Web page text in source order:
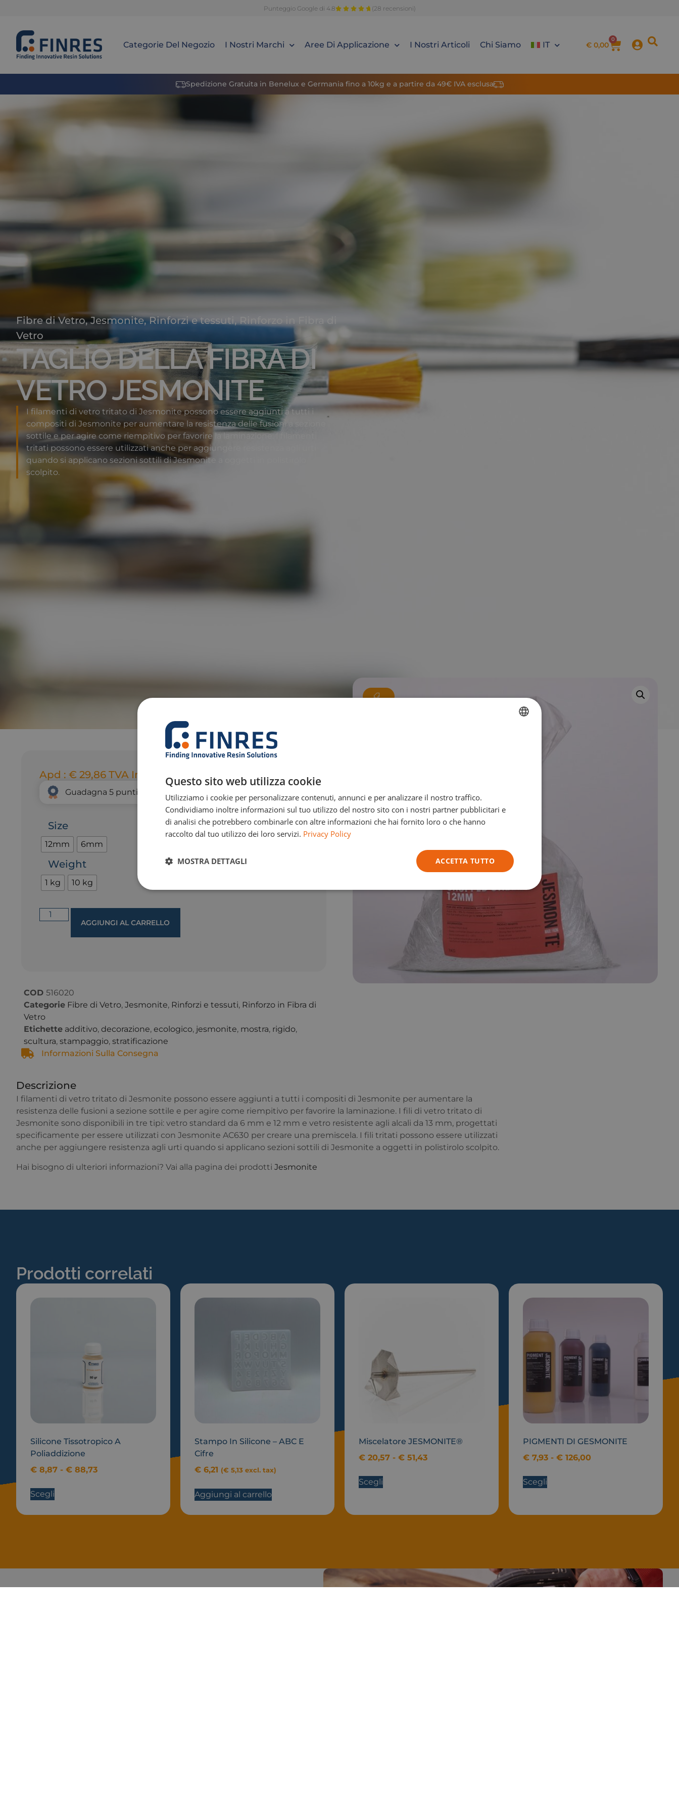
Punteggio Google di 4.8 (28 recensioni)
Categorie Del Negozio I Nostri Marchi Aree Di Applicazione I Nostri Articoli Chi Siamo IT € 0,00
0
Spedizione Gratuita in Benelux e Germania fino a 10kg e a partire da 49€ IVA esclusa
Fibre di Vetro,Jesmonite,Rinforzi e tessuti,Rinforzo in Fibra di
Vetro
TAGLIO DELLA FIBRA DI
VETRO JESMONITE
I filamenti di vetro tritato di Jesmonite possono essere aggiunti a tutti i
compositi di Jesmonite per aumentare la resistenza delle fusioni a sezione
sottile e per agire come riempitivo per favorire la laminazione. I filamenti
tritati possono essere utilizzati anche per aggiungere resistenza agli urti
quando si applicano sezioni sottili di Jesmonite a oggetti in polistirolo
scolpito.
Apd : € 29,86 TVA Incl.
Per saperne di più
Guadagna 5punti fedeltà grazie a questo acquisto.
Size
12mm 6mm
Weight
1 kg 10 kg
AGGIUNGI AL CARRELLO
COD 516020
Categorie Fibre di Vetro, Jesmonite, Rinforzi e tessuti, Rinforzo in Fibra di
Vetro
Etichette additivo, decorazione, ecologico, jesmonite, mostra, rigido,
scultura, stampaggio, stratificazione
Informazioni Sulla Consegna
Descrizione
I filamenti di vetro tritato di Jesmonite possono essere aggiunti a tutti i compositi di Jesmonite per aumentare la
resistenza delle fusioni a sezione sottile e per agire come riempitivo per favorire la laminazione. I fili di vetro tritato di
Jesmonite sono disponibili in tre tipi: vetro standard da 6 mm e 12 mm e vetro resistente agli alcali da 13 mm, progettati
specificamente per essere utilizzati con Jesmonite AC630 per creare una premiscela. I fili tritati possono essere utilizzati
anche per aggiungere resistenza agli urti quando si applicano sezioni sottili di Jesmonite a oggetti in polistirolo scolpito.
Hai bisogno di ulteriori informazioni? Vai alla pagina dei prodotti Jesmonite
Prodotti correlati
Silicone Tissotropico A
Poliaddizione
€ 8,87 - € 88,73
Scegli
Stampo In Silicone – ABC E
Cifre
€ 6,21 (€ 5,13 excl. tax)
Aggiungi al carrello
Miscelatore JESMONITE®
€ 20,57 - € 51,43
Scegli
PIGMENTI DI GESMONITE
€ 7,93 - € 126,00
Scegli
ITALIAN
Questo sito web utilizza cookie
Utilizziamo i cookie per personalizzare contenuti, annunci e per analizzare il nostro traffico.
Condividiamo inoltre informazioni sul tuo utilizzo del nostro sito con i nostri partner pubblicitari e
di analisi che potrebbero combinarle con altre informazioni che hai fornito loro o che hanno
raccolto dal tuo utilizzo dei loro servizi. Privacy Policy
ACCETTA TUTTO
MOSTRA DETTAGLI